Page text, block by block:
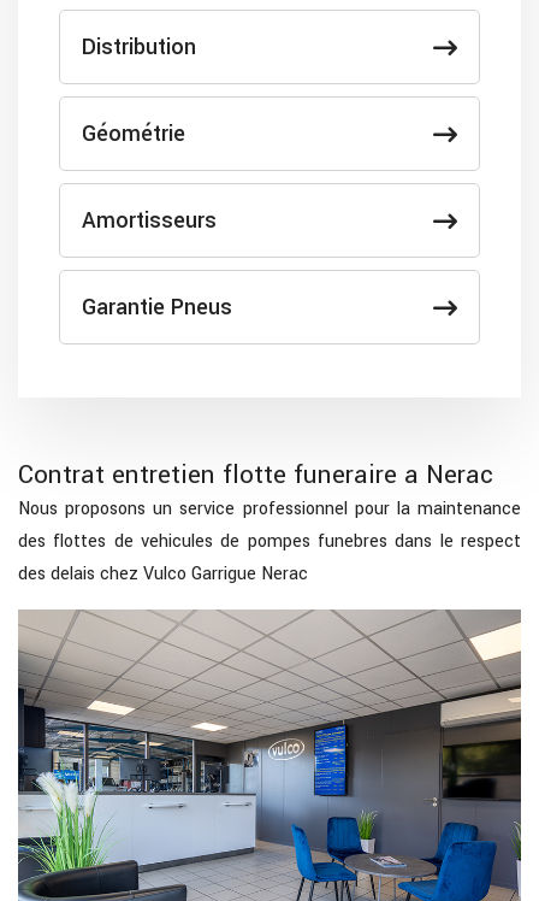
Distribution
Géométrie
Amortisseurs
Garantie Pneus
Contrat entretien flotte funeraire a Nerac
Nous proposons un service professionnel pour la maintenance
des flottes de vehicules de pompes funebres dans le respect
des delais chez Vulco Garrigue Nerac